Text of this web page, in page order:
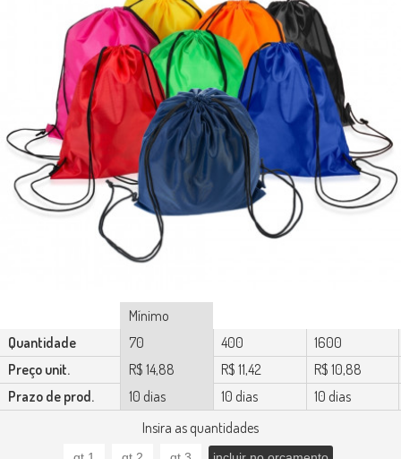
Insira as quantidades
Mínimo
Quantidade
70 400
1600
Preço unit.
R$ 14,88 R$ 11,42
R$ 10,88
Prazo de prod.
10 dias 10 dias 10 dias